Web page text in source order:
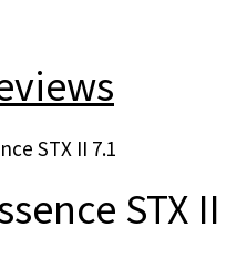
STX II 7.1
STX II